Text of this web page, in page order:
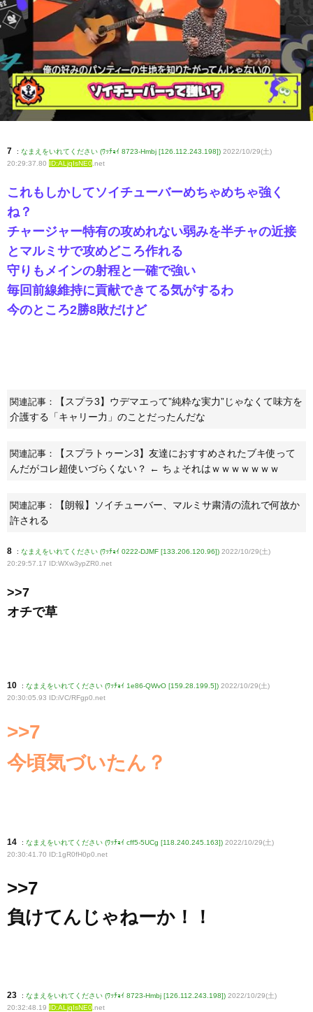
7 : なまえをいれてください (ﾜｯﾁｮｲ 8723-Hmbj [126.112.243.198]) 2022/10/29(土)
20:29:37.80 ID:ALjqIsNE0 .net
これもしかしてソイチューバーめちゃめちゃ強く
ね？
チャージャー特有の攻めれない弱みを半チャの近接
とマルミサで攻めどころ作れる
守りもメインの射程と一確で強い
毎回前線維持に貢献できてる気がするわ
今のところ2勝8敗だけど
関連記事：
【スプラ3】ウデマエって”純粋な実力”じゃなくて味方を
介護する「キャリー力」のことだったんだな
関連記事：
【スプラトゥーン3】友達におすすめされたブキ使って
んだがコレ超使いづらくない？ ← ちょそれはｗｗｗｗｗｗｗ
関連記事：
【朗報】ソイチューバー、マルミサ粛清の流れで何故か
許される
8 : なまえをいれてください (ﾜｯﾁｮｲ 0222-DJMF [133.206.120.96]) 2022/10/29(土)
20:29:57.17 ID:WXw3ypZR0 .net
>>7
オチで草
10 : なまえをいれてください (ﾜｯﾁｮｲ 1e86-QWvO [159.28.199.5]) 2022/10/29(土)
20:30:05.93 ID:iVC/RFgp0.net
>>7
今頃気づいたん？
14 : なまえをいれてください (ﾜｯﾁｮｲ cff5-5UCg [118.240.245.163]) 2022/10/29(土)
20:30:41.70 ID:1gR0fH0p0.net
>>7
負けてんじゃねーか！！
23 : なまえをいれてください (ﾜｯﾁｮｲ 8723-Hmbj [126.112.243.198]) 2022/10/29(土)
20:32:48.19 ID:ALjqIsNE0 .net